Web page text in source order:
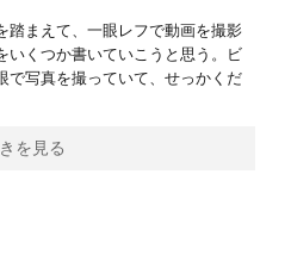
踏まえて、一眼レフで動画を撮影
いくつか書いていこうと思う。ビ
で写真を撮っていて、せっかくだ
を見る